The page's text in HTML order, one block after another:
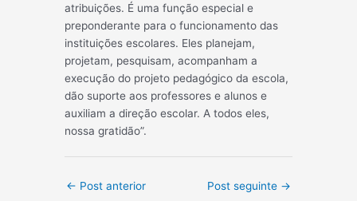
atribuições. É uma função especial e
preponderante para o funcionamento das
instituições escolares. Eles planejam,
projetam, pesquisam, acompanham a
execução do projeto pedagógico da escola,
dão suporte aos professores e alunos e
auxiliam a direção escolar. A todos eles,
nossa gratidão”.
Post
← Post anterior Post seguinte →